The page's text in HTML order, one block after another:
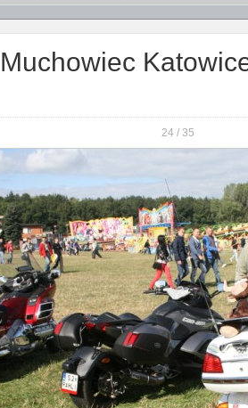
24 / 35